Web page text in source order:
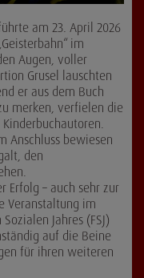
am 23. April 2026
im
Augen, voller
Grusel lauschten
er aus dem Buch
merken, verfielen die
Anschluss bewiesen
den
Erfolg – auch sehr zur
Veranstaltung im
Jahres (FSJ)
auf die Beine
für ihren weiteren